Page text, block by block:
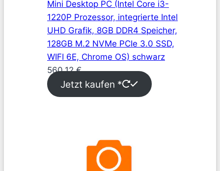
Mini Desktop PC (Intel Core i3-
1220P Prozessor, integrierte Intel
UHD Grafik, 8GB DDR4 Speicher,
128GB M.2 NVMe PCIe 3.0 SSD,
WIFI 6E, Chrome OS) schwarz
560,12€
Jetzt kaufen *